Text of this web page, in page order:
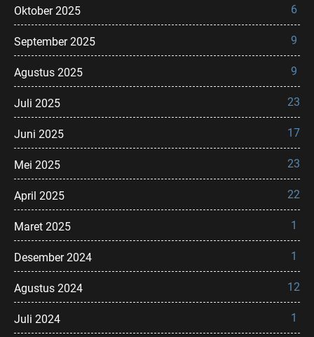
Oktober 2025 6
September 2025 9
Agustus 2025 9
Juli 2025 23
Juni 2025 17
Mei 2025 23
April 2025 22
Maret 2025 1
Desember 2024 1
Agustus 2024 12
Juli 2024 1